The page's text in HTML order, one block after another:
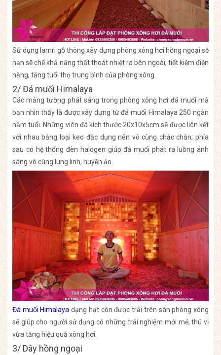
Sử dụng lamri gỗ thông xây dựng phòng xông hơi hồng ngoại sẽ
hạn sẽ chế khả năng thất thoát nhiệt ra bên ngoài, tiết kiệm điện
năng, tăng tuổi thọ trung bình của phòng xông.
2/ Đá muối Himalaya
Các mảng tường phát sáng trong phòng xông hơi đá muối mà
bạn nhìn thấy là được xây dựng từ đá muối Himalaya 250 ngàn
năm tuổi. Những viên đá kích thước 20x10x5cm sẽ được liên kết
với nhau bằng loại keo đặc dụng nên vô cùng chắc chắn; phía
sau có hệ thống đèn halogen giúp đá muối phát ra luồng ánh
sáng vô cùng lung linh, huyền ảo.
Đá muối Himalaya dạng hạt còn được trải trên sàn phòng xông
sẽ giúp cho người sử dụng có những trải nghiệm mới mẻ, thú vị
vừa tăng hiệu quả xông hơi.
3/ Dây hồng ngoại